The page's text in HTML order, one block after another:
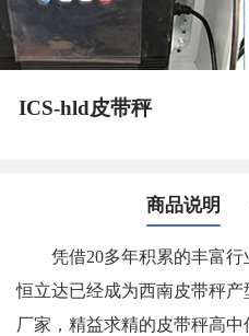
ICS-hld皮带秤
商品说明
凭借20多年积累的丰富行
恒立达已经成为西南皮带秤
厂家，精益求精的皮带秤高